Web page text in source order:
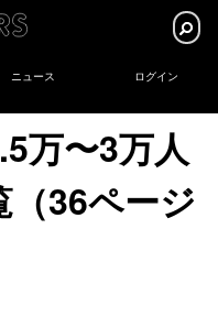
ニュース ログイン
万〜3万人
36ページ